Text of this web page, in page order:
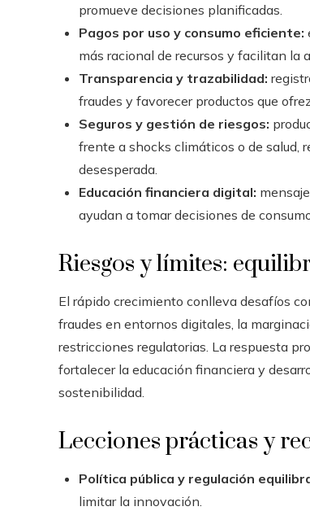
promueve decisiones planificadas.
Pagos por uso y consumo eficiente:
más racional de recursos y facilitan la
Transparencia y trazabilidad:
fraudes y favorecer productos que
Seguros y gestión de riesgos:
frente a shocks climáticos o de salud,
desesperada.
Educación financiera digital:
ayudan a tomar decisiones de
Riesgos y límites:
El rápido crecimiento conlleva desafíos
fraudes en entornos digitales, la
restricciones regulatorias. La respuesta
fortalecer la educación financiera y
sostenibilidad.
Lecciones prácticas y
Política pública y regulación
limitar la innovación.